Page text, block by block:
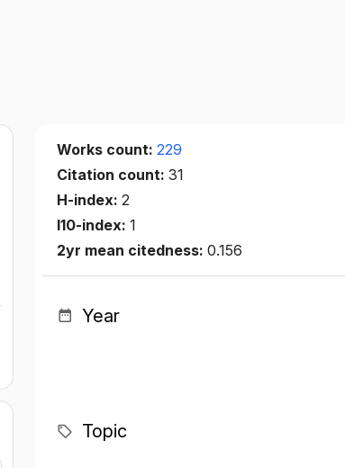
Works count:229
Citation count:31
H-index:2
I10-index:1
2yr mean citedness:0.156
Year
Topic